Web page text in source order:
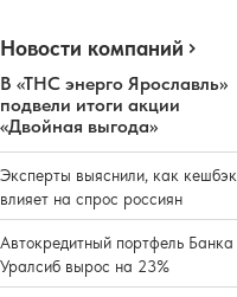
Новости компаний
В «ТНС энерго Ярославль»
подвели итоги акции
«Двойная выгода»
Эксперты выяснили, как кешбэк
влияет на спрос россиян
Автокредитный портфель Банка
Уралсиб вырос на 23%